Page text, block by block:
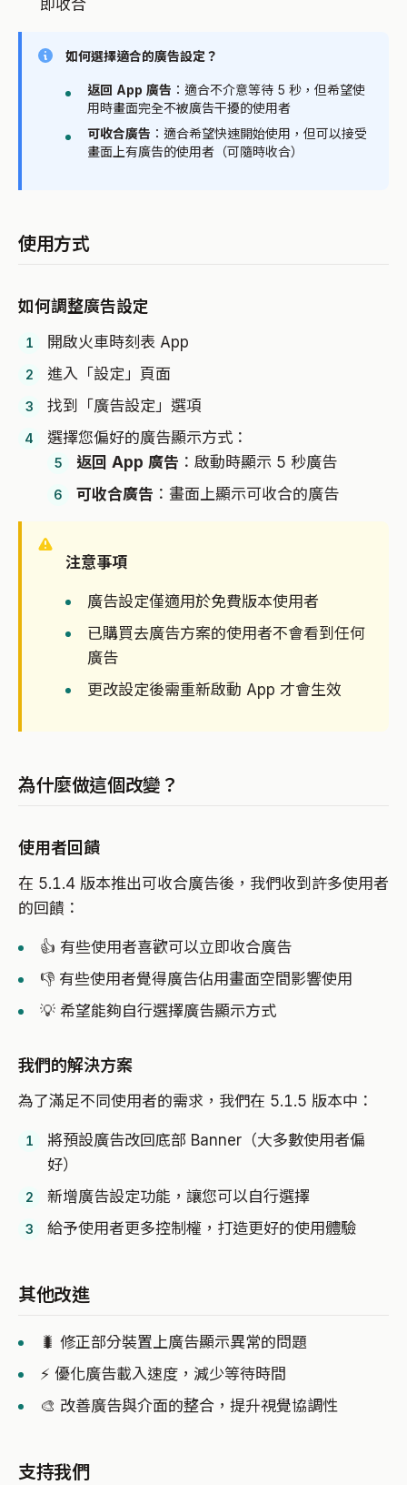
即收合
如何選擇適合的廣告設定？
返回 App 廣告 ：適合不介意等待 5 秒，但希望使
用時畫面完全不被廣告干擾的使用者
可收合廣告 ：適合希望快速開始使用，但可以接受
畫面上有廣告的使用者（可隨時收合）
使用方式
如何調整廣告設定
開啟火車時刻表 App
進入「設定」頁面
找到「廣告設定」選項
選擇您偏好的廣告顯示方式：
返回 App 廣告 ：啟動時顯示 5 秒廣告
可收合廣告 ：畫面上顯示可收合的廣告
注意事項
廣告設定僅適用於免費版本使用者
已購買去廣告方案的使用者不會看到任何
廣告
更改設定後需重新啟動 App 才會生效
為什麼做這個改變？
使用者回饋
在 5.1.4 版本推出可收合廣告後，我們收到許多使用者
的回饋：
👍 有些使用者喜歡可以立即收合廣告
👎 有些使用者覺得廣告佔用畫面空間影響使用
💡 希望能夠自行選擇廣告顯示方式
我們的解決方案
為了滿足不同使用者的需求，我們在 5.1.5 版本中：
將預設廣告改回底部 Banner（大多數使用者偏
好）
新增廣告設定功能，讓您可以自行選擇
給予使用者更多控制權，打造更好的使用體驗
其他改進
🐛 修正部分裝置上廣告顯示異常的問題
⚡ 優化廣告載入速度，減少等待時間
🎨 改善廣告與介面的整合，提升視覺協調性
支持我們